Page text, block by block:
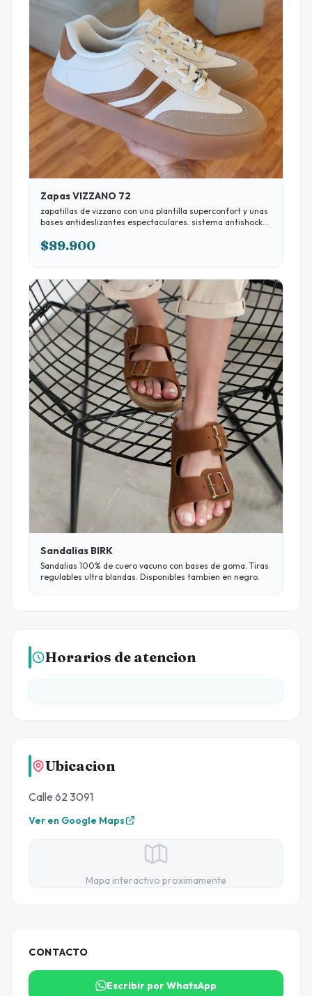
Zapas VIZZANO 72
zapatillas de vizzano con una plantilla superconfort y unas
bases antideslizantes espectaculares. sistema antishock
$89.900
Sandalias BIRK
Sandalias 100% de cuero vacuno con bases de goma. Tiras
regulables ultra blandas. Disponibles tambien en negro.
Horarios de atencion
Ubicacion
Calle 62 3091
Ver en Google Maps
Mapa interactivo proximamente
CONTACTO
Escribir por WhatsApp